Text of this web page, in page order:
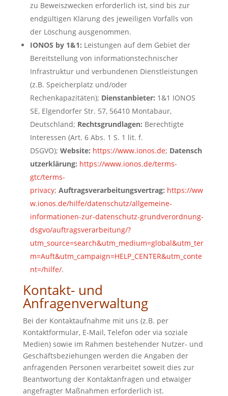
zu Beweiszwecken erforderlich ist, sind bis zur
endgültigen Klärung des jeweiligen Vorfalls von
der Löschung ausgenommen.
IONOS by 1&1: Leistungen auf dem Gebiet der
Bereitstellung von informationstechnischer
Infrastruktur und verbundenen Dienstleistungen
(z.B. Speicherplatz und/oder
Rechenkapazitäten); Dienstanbieter: 1&1 IONOS
SE, Elgendorfer Str. 57, 56410 Montabaur,
Deutschland; Rechtsgrundlagen: Berechtigte
Interessen (Art. 6 Abs. 1 S. 1 lit. f.
DSGVO); Website: https://www.ionos.de; Datensch
utzerklärung: https://www.ionos.de/terms-
gtc/terms-
privacy; Auftragsverarbeitungsvertrag: https://ww
w.ionos.de/hilfe/datenschutz/allgemeine-
informationen-zur-datenschutz-grundverordnung-
dsgvo/auftragsverarbeitung/?
utm_source=search&utm_medium=global&utm_ter
m=Auft&utm_campaign=HELP_CENTER&utm_conte
nt=/hilfe/.
Kontakt- und
Anfragenverwaltung
Bei der Kontaktaufnahme mit uns (z.B. per
Kontaktformular, E-Mail, Telefon oder via soziale
Medien) sowie im Rahmen bestehender Nutzer- und
Geschäftsbeziehungen werden die Angaben der
anfragenden Personen verarbeitet soweit dies zur
Beantwortung der Kontaktanfragen und etwaiger
angefragter Maßnahmen erforderlich ist.